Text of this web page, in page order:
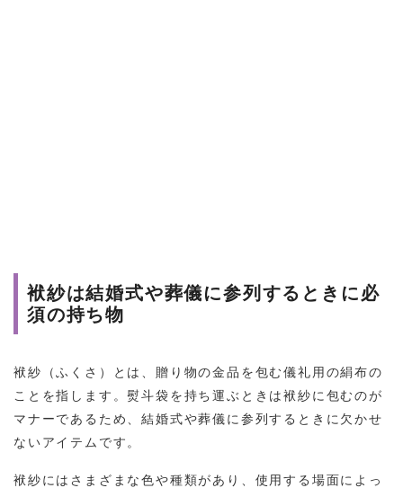
袱紗は結婚式や葬儀に参列するときに必
須の持ち物
袱紗（ふくさ）とは、贈り物の金品を包む儀礼用の絹布の
ことを指します。熨斗袋を持ち運ぶときは袱紗に包むのが
マナーであるため、結婚式や葬儀に参列するときに欠かせ
ないアイテムです。
袱紗にはさまざまな色や種類があり、使用する場面によっ